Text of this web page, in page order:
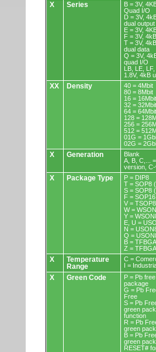
X Series
B = 3V,
Quad I/O
D = 3V,
dual output
E = 3V,
F = 3V,
T = 3V,
dual data
Q = 3V,
quad I/O
LB, LE,
1.8V, 4kB
XX Density
40 = 4Mbit
80 = 8Mbit
16 = 16Mbit
32 = 32Mbit
64 = 64Mbit
128 =
256 =
512 =
01G =
02G =
X Generation
Blank
A, B, C,...
version, C-
X Package Type
P = DIP8
T = SOP8
S = SOP8
F =
V =
W =
Y =
E, U =
N =
Q =
B =
Z =
X
Temperature
Range
C =
I =
X Green Code
P = Pb
package
G = Pb
Free
S = Pb
green
function
R = Pb
green
B = Pb
green
RESET#